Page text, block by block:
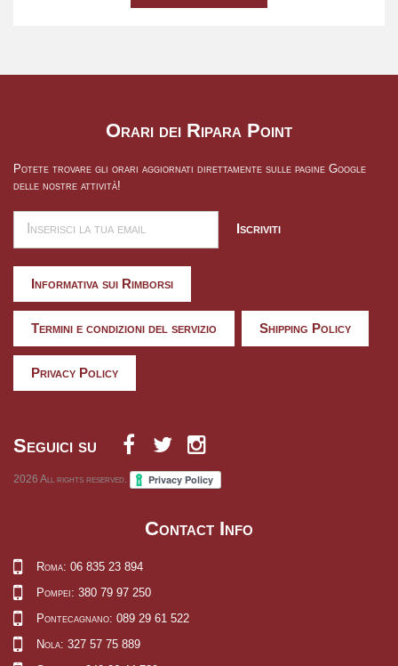
Orari dei Ripara Point
Potete trovare gli orari aggiornati direttamente sulle pagine Google
delle nostre attività!
Iscriviti
Informativa sui Rimborsi
Termini e condizioni del servizio Shipping Policy
Privacy Policy
Seguici su
2026 All rights reserved.
Contact Info
Roma: 06 835 23 894
Pompei: 380 79 97 250
Pontecagnano: 089 29 61 522
Nola: 327 57 75 889